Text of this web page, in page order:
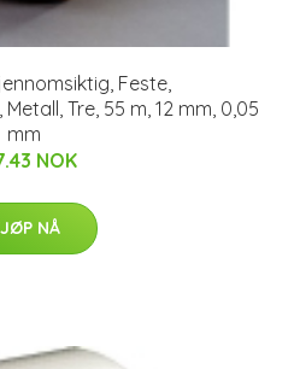
Feste,
Tre, 55 m, 12 mm, 0,05
mm
NOK
NÅ